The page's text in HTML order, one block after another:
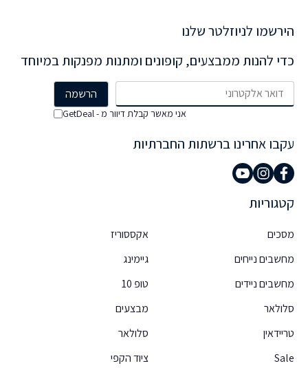
קטגוריות
מסכים
מחשבים נייחים
מחשבים ניידים
סלולאר
טריידאין
Sale
אקססוריז
גיימינג
טופ 10
מבצעים
סלולאר
ציוד הקפי
הירשמו לניוזלטר שלנו
כדי להנות ממבצעים, קופונים ומתנות מפנקות במיוחד
אני מאשר קבלת דיוור מ - GetDeal
עקבו אחרינו ברשתות החברתיות